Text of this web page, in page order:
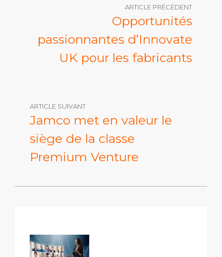
ARTICLE PRÉCÉDENT
Opportunités
passionnantes d’Innovate
UK pour les fabricants
ARTICLE SUIVANT
Jamco met en valeur le
siège de la classe
Premium Venture